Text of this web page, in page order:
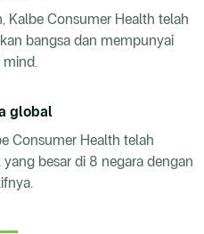
Kalbe Consumer Health telah
bangsa dan mempunyai
global
Consumer Health telah
besar di 8 negara dengan